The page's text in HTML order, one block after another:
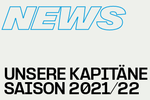
NEWS
UNSERE
SAISON 2021/22